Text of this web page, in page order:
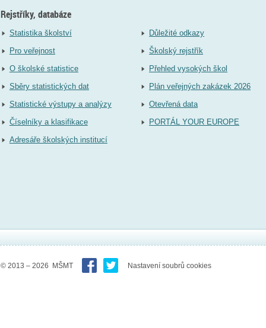
Rejstříky, databáze
Statistika školství
Pro veřejnost
O školské statistice
Sběry statistických dat
Statistické výstupy a analýzy
Číselníky a klasifikace
Adresáře školských institucí
Důležité odkazy
Školský rejstřík
Přehled vysokých škol
Plán veřejných zakázek 2026
Otevřená data
PORTÁL YOUR EUROPE
© 2013 – 2026 MŠMT Nastavení soubrů cookies